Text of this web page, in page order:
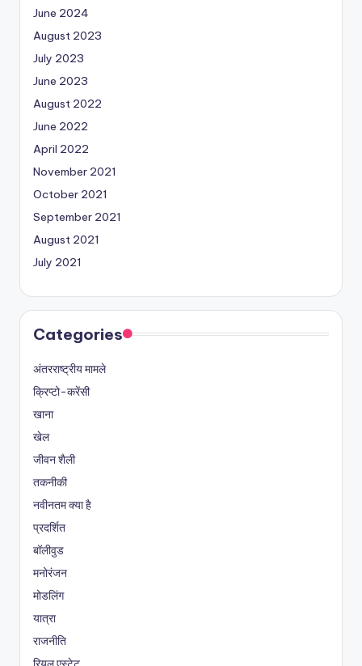
June 2024
August 2023
July 2023
June 2023
August 2022
June 2022
April 2022
November 2021
October 2021
September 2021
August 2021
July 2021
Categories
अंतरराष्ट्रीय मामले
क्रिप्टो-करेंसी
खाना
खेल
जीवन शैली
तकनीकी
नवीनतम क्या है
प्रदर्शित
बॉलीवुड
मनोरंजन
मोडलिंग
यात्रा
राजनीति